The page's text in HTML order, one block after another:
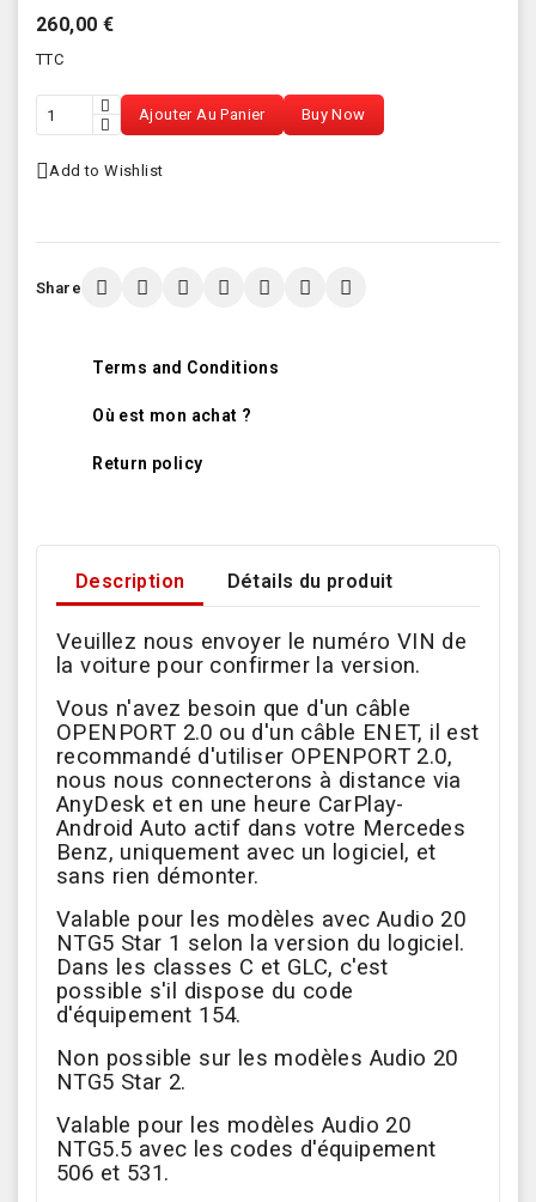
260,00 €
TTC
Ajouter Au Panier Buy Now
Add to Wishlist
Share
Terms and Conditions
Où est mon achat ?
Return policy
Description Détails du produit
Veuillez nous envoyer le numéro VIN de
la voiture pour confirmer la version.
Vous n'avez besoin que d'un câble
OPENPORT 2.0 ou d'un câble ENET, il est
recommandé d'utiliser OPENPORT 2.0,
nous nous connecterons à distance via
AnyDesk et en une heure CarPlay-
Android Auto actif dans votre Mercedes
Benz, uniquement avec un logiciel, et
sans rien démonter.
Valable pour les modèles avec Audio 20
NTG5 Star 1 selon la version du logiciel.
Dans les classes C et GLC, c'est
possible s'il dispose du code
d'équipement 154.
Non possible sur les modèles Audio 20
NTG5 Star 2.
Valable pour les modèles Audio 20
NTG5.5 avec les codes d'équipement
506 et 531.